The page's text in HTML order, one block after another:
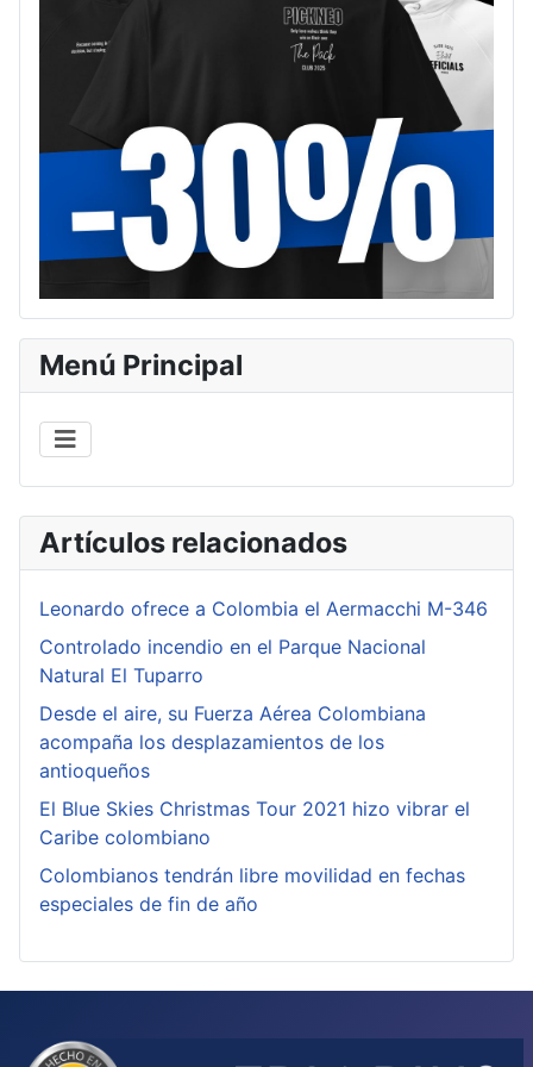
Menú Principal
Artículos relacionados
Leonardo ofrece a Colombia el Aermacchi M-346
Controlado incendio en el Parque Nacional
Natural El Tuparro
Desde el aire, su Fuerza Aérea Colombiana
acompaña los desplazamientos de los
antioqueños
El Blue Skies Christmas Tour 2021 hizo vibrar el
Caribe colombiano
Colombianos tendrán libre movilidad en fechas
especiales de fin de año